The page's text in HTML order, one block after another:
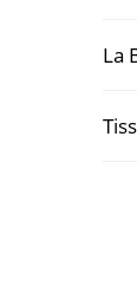
La